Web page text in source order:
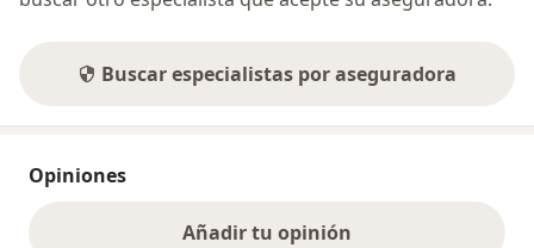
Buscar especialistas por aseguradora
Opiniones
Añadir tu opinión